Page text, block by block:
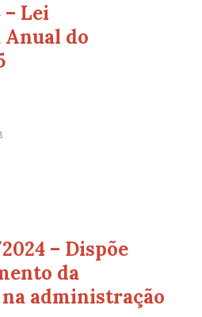
Lei
do
– Dispõe
da
administração